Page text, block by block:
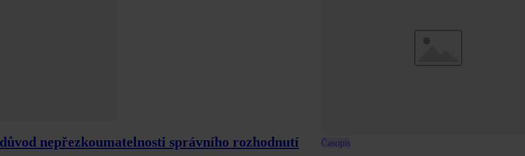
nepřezkoumatelnosti správního rozhodnutí
Časopis